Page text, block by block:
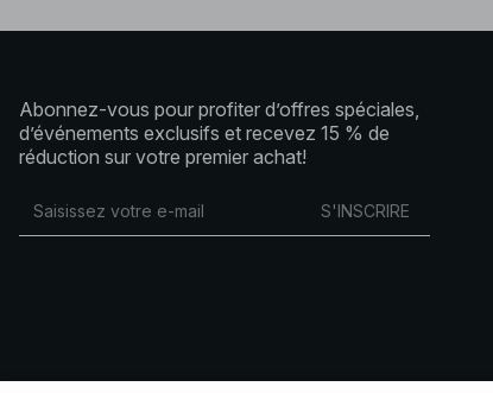
Abonnez-vous pour profiter d’offres spéciales,
d’événements exclusifs et recevez 15 % de
réduction sur votre premier achat!
S'INSCRIRE